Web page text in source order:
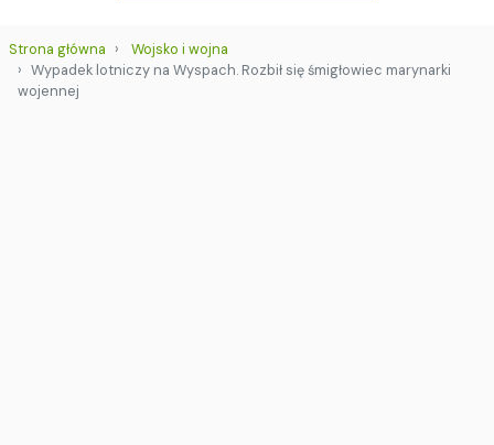
Strona główna
Wojsko i wojna
Wypadek lotniczy na Wyspach. Rozbił się śmigłowiec marynarki
wojennej